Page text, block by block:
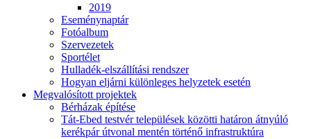
2019
Eseménynaptár
Fotóalbum
Szervezetek
Sportélet
Hulladék-elszállítási rendszer
Hogyan eljárni különleges helyzetek esetén
Megvalósított projektek
Bérházak építése
Tát-Ebed testvér települések közötti határon átnyúló
kerékpár útvonal mentén történő infrastruktúra